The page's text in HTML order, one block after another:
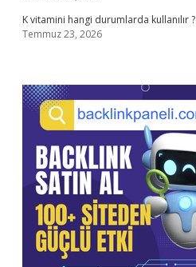
K vitamini hangi durumlarda kullanılır ?
Temmuz 23, 2026